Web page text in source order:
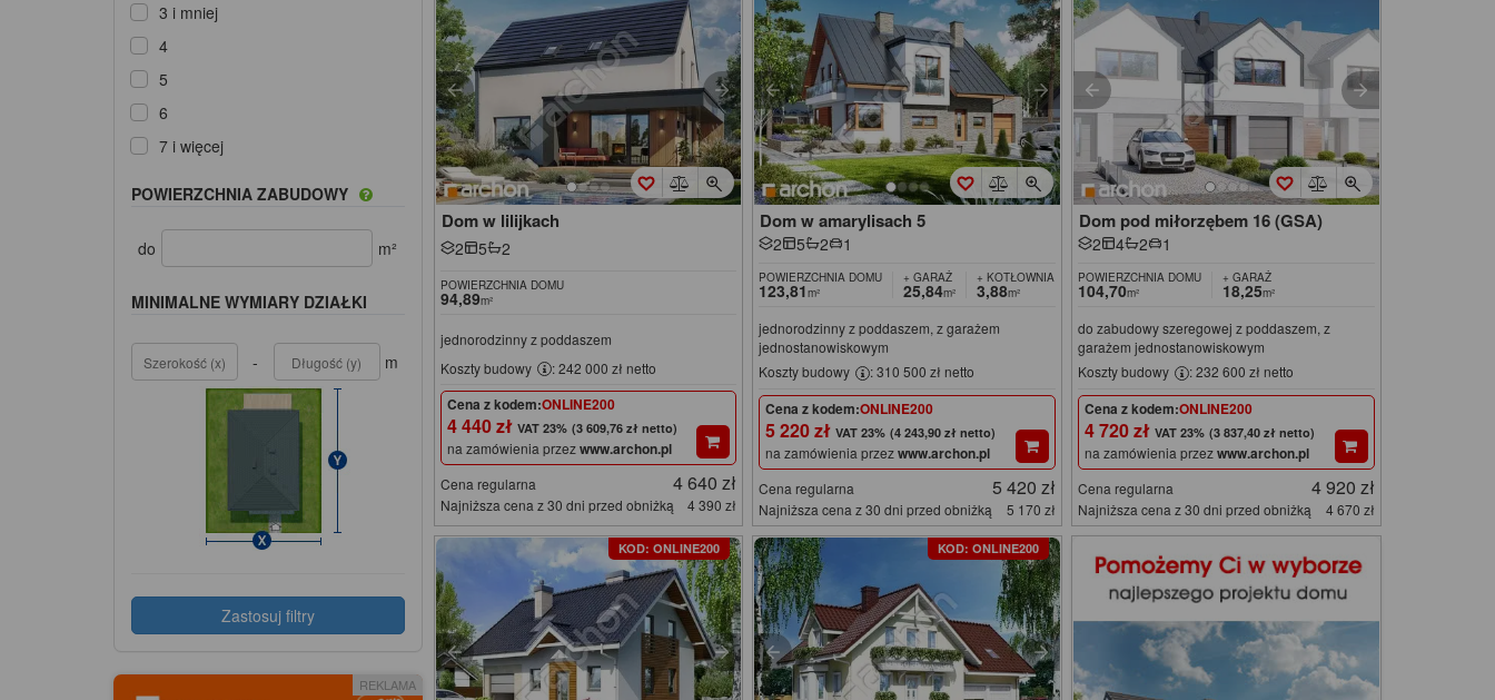
Dom w lilijkach
2 5 2
POWIERZCHNIA DOMU
94,89m²
jednorodzinny z poddaszem
Koszty budowy
: 242 000 zł netto
Cena z kodem:ONLINE200
4 440 zł (3 609,76 zł netto)
na zamówienia przezwww.archon.pl
Cena regularna 4 640 zł
Najniższa cena z 30 dni przed obniżką 4 390 zł
Dom w amarylisach 5
2 5 2 1
POWIERZCHNIA DOMU
123,81m²
+ GARAŻ
25,84m²
+ KOTŁOWNIA
3,88m²
jednorodzinny z poddaszem, z garażem
jednostanowiskowym
Koszty budowy
: 310 500 zł netto
Cena z kodem:ONLINE200
5 220 zł (4 243,90 zł netto)
na zamówienia przezwww.archon.pl
Cena regularna 5 420 zł
Najniższa cena z 30 dni przed obniżką 5 170 zł
Dom pod miłorzębem 16 (GSA)
2 4 2 1
POWIERZCHNIA DOMU
104,70m²
+ GARAŻ
18,25m²
do zabudowy szeregowej z poddaszem, z
garażem jednostanowiskowym
Koszty budowy
: 232 600 zł netto
Cena z kodem:ONLINE200
4 720 zł (3 837,40 zł netto)
na zamówienia przezwww.archon.pl
Cena regularna 4 920 zł
Najniższa cena z 30 dni przed obniżką 4 670 zł
KOD: ONLINE200 KOD: ONLINE200
3 i mniej
4
5
6
7 i więcej
POWIERZCHNIA ZABUDOWY
do m²
MINIMALNE WYMIARY DZIAŁKI
- m
Zastosuj filtry
REKLAMA